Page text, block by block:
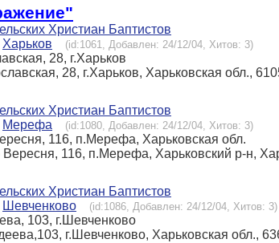
Христиан Баптистов
Харьков (id:1061, Добавлен: 24/12/04, Хитов: 3)
28, г.Харьков
28, г.Харьков, Харьковская обл.,
Христиан Баптистов
Мерефа (id:1080, Добавлен: 24/12/04, Хитов: 3)
116, п.Мерефа, Харьковская обл.
Вересня, 116, п.Мерефа, Харьковский р-н,
Христиан Баптистов
Шевченково (id:1086, Добавлен: 24/12/04, Хитов: 3)
103, г.Шевченково
г.Шевченково, Харьковская обл.,